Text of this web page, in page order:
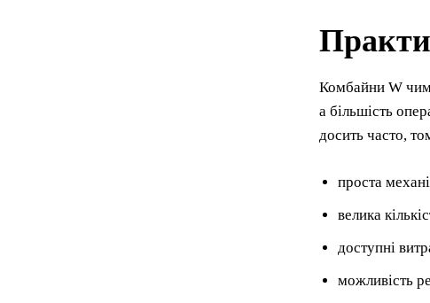
Комбайни W
а більшість
досить часто,
проста
велика
доступні
можливість